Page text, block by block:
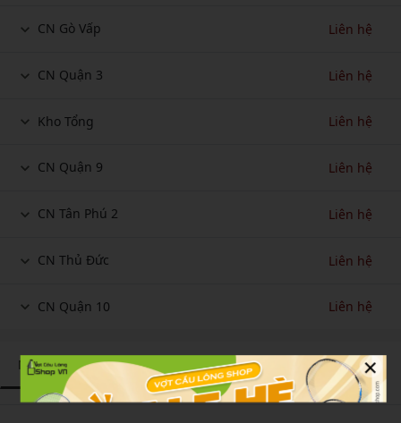
CN Gò Vấp Liên hệ
CN Quận 3 Liên hệ
Kho Tổng Liên hệ
CN Quận 9 Liên hệ
CN Tân Phú 2 Liên hệ
CN Thủ Đức Liên hệ
CN Quận 10 Liên hệ
Mô tả sản phẩm
Thông số kỹ
thuật
Đánh giá sản
phẩm
×